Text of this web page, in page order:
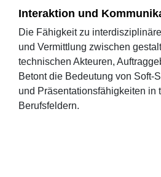
Interaktion und
Die Fähigkeit zu
und Vermittlung zwischen
technischen Akteuren,
Betont die Bedeutung von Soft-
und Präsentationsfähigkeiten in
Berufsfeldern.